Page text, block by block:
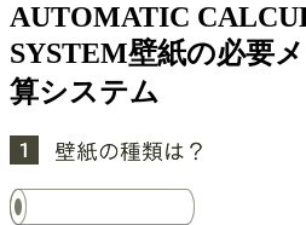
AUTOMATIC
SYSTEM壁紙の必要
算システム